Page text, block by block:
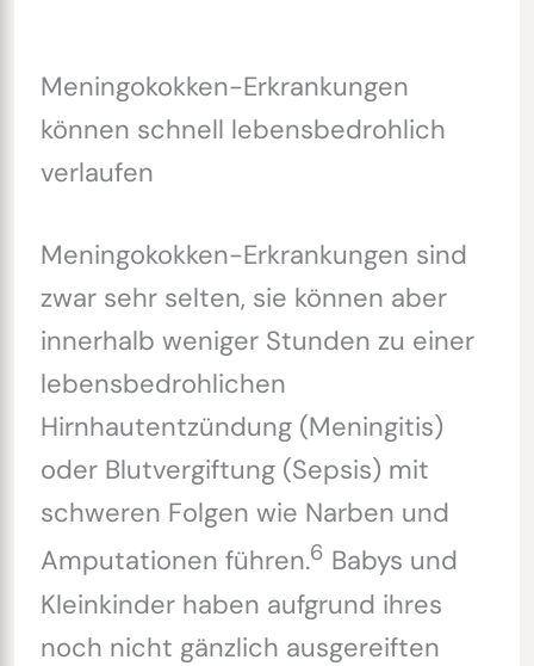
Meningokokken-Erkrankungen
können schnell lebensbedrohlich
verlaufen
Meningokokken-Erkrankungen sind
zwar sehr selten, sie können aber
innerhalb weniger Stunden zu einer
lebensbedrohlichen
Hirnhautentzündung (Meningitis)
oder Blutvergiftung (Sepsis) mit
schweren Folgen wie Narben und
Amputationen führen.6 Babys und
Kleinkinder haben aufgrund ihres
noch nicht gänzlich ausgereiften